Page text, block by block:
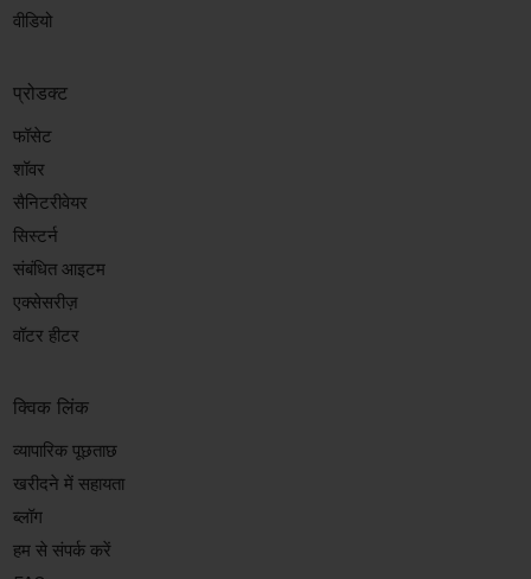
वीडियो
प्रोडक्ट
फॉसेट
शॉवर
सैनिटरीवेयर
सिस्टर्न
संबंधित आइटम
एक्सेसरीज़
वॉटर हीटर
क्विक लिंक
व्यापारिक पूछताछ
खरीदने में सहायता
ब्लॉग
हम से संपर्क करें